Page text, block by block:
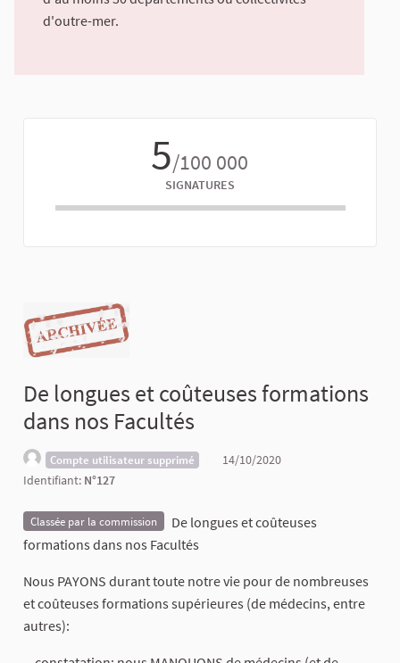
d'outre-mer.
5/100 000
SIGNATURES
De longues et coûteuses formations
dans nos Facultés
Compte utilisateur supprimé
14/10/2020
Identifiant: N°127
Classée par la commission
De longues et coûteuses
formations dans nos Facultés
Nous PAYONS durant toute notre vie pour de nombreuses
et coûteuses formations supérieures (de médecins, entre
autres):